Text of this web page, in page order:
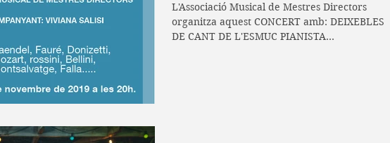
L'Associació Musical de Mestres Directors
organitza aquest CONCERT amb: DEIXEBLES
DE CANT DE L'ESMUC PIANISTA